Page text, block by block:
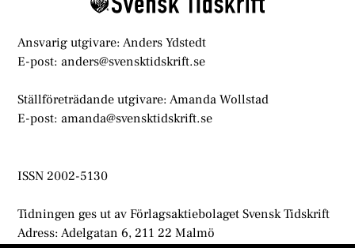
Ansvarig utgivare: Anders Ydstedt
E-post: anders@svensktidskrift.se
Ställföreträdande utgivare: Amanda Wollstad
E-post: amanda@svensktidskrift.se
ISSN 2002-5130
Tidningen ges ut av Förlagsaktiebolaget Svensk Tidskrift
Adress: Adelgatan 6, 211 22 Malmö